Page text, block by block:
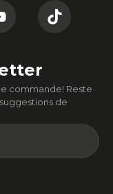
commande! Reste
de